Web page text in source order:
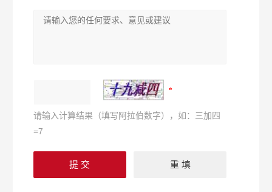
请输入计算结果（填写阿拉伯数字），如：三加四
=7